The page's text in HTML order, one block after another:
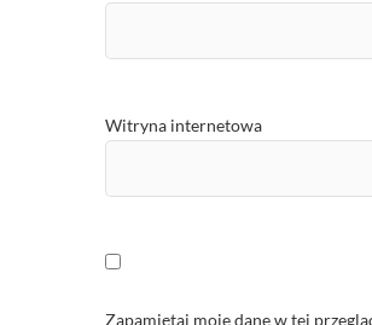
Witryna internetowa
Zapamiętaj moje dane w tej